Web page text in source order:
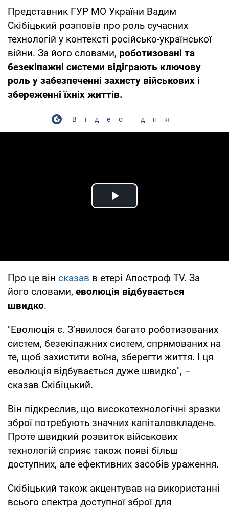
Представник ГУР МО України Вадим
Скібіцький розповів про роль сучасних
технологій у контексті російсько-української
війни. За його словами, роботизовані та
безекіпажні системи відіграють ключову
роль у забезпеченні захисту військових і
збереженні їхніх життів.
Відео дня
Play Video
Про це він сказав в етері Апостроф TV. За
його словами, еволюція відбувається
швидко.
"Еволюція є. Зʼявилося багато роботизованих
систем, безекіпажних систем, спрямованих на
те, щоб захистити воїна, зберегти життя. І ця
еволюція відбувається дуже швидко", –
сказав Скібіцький.
Він підкреслив, що високотехнологічні зразки
зброї потребують значних капіталовкладень.
Проте швидкий розвиток військових
технологій сприяє також появі більш
доступних, але ефективних засобів ураження.
Скібіцький також акцентував на використанні
всього спектра доступної зброї для